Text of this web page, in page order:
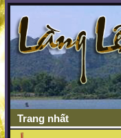
Trang nhất